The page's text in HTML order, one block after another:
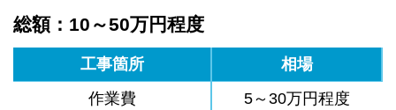
総額：10～50万円程度
工事箇所
相場
作業費
5～30万円程度